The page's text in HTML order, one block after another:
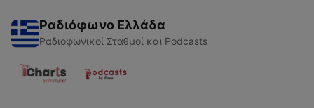
Ραδιόφωνο Ελλάδα
Ραδιοφωνικοί Σταθμοί και Podcasts